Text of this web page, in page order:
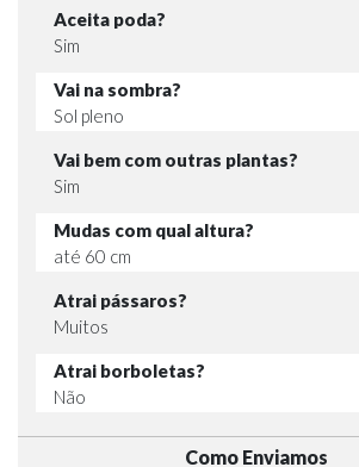
Aceita poda?
Sim
Vai na sombra?
Sol pleno
Vai bem com outras plantas?
Sim
Mudas com qual altura?
até 60 cm
Atrai pássaros?
Muitos
Atrai borboletas?
Não
Como Enviamos